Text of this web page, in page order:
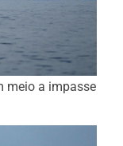
meio a impasse